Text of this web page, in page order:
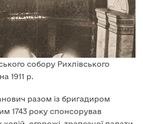
собору Рихлівського
1911 р.
разом із бригадиром
1743 року спонсорував